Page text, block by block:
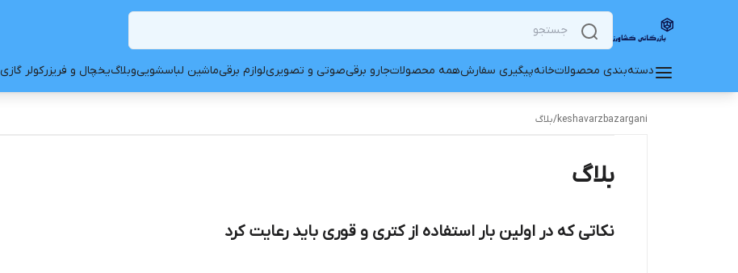
دسته‌بندی محصولاتخانهپیگیری سفارشهمه محصولاتجارو برقیصوتی و تصویریلوازم برقیماشین لباسشوییوبلاگیخچال و فریزرکولر گازی
keshavarzbazargani
/بلاگ
بلاگ
نکاتی که در اولین بار استفاده از کتری و قوری باید رعایت کرد